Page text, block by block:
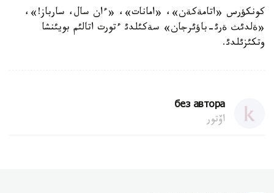
كونكؤرس «اتامةكةن»، «امانات»، «ءان سال، سارباز!»،
«ةلدئث ةرئ-باؤئرجان» سةكئلدئ ءتورت اتالئم بويئنشا
وتكئزئلدئ.
без автора
اۆتور